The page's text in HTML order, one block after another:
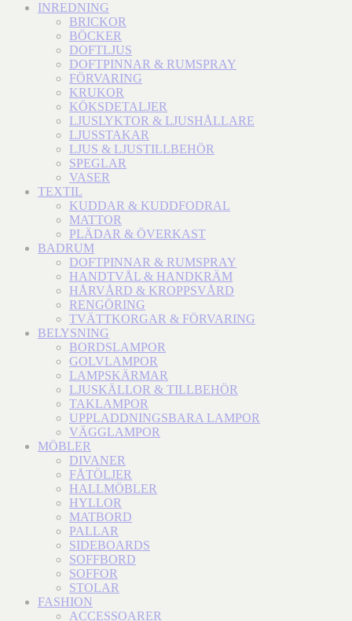
INREDNING
BRICKOR
BÖCKER
DOFTLJUS
DOFTPINNAR & RUMSPRAY
FÖRVARING
KRUKOR
KÖKSDETALJER
LJUSLYKTOR & LJUSHÅLLARE
LJUSSTAKAR
LJUS & LJUSTILLBEHÖR
SPEGLAR
VASER
TEXTIL
KUDDAR & KUDDFODRAL
MATTOR
PLÄDAR & ÖVERKAST
BADRUM
DOFTPINNAR & RUMSPRAY
HANDTVÅL & HANDKRÄM
HÅRVÅRD & KROPPSVÅRD
RENGÖRING
TVÄTTKORGAR & FÖRVARING
BELYSNING
BORDSLAMPOR
GOLVLAMPOR
LAMPSKÄRMAR
LJUSKÄLLOR & TILLBEHÖR
TAKLAMPOR
UPPLADDNINGSBARA LAMPOR
VÄGGLAMPOR
MÖBLER
DIVANER
FÅTÖLJER
HALLMÖBLER
HYLLOR
MATBORD
PALLAR
SIDEBOARDS
SOFFBORD
SOFFOR
STOLAR
FASHION
ACCESSOARER